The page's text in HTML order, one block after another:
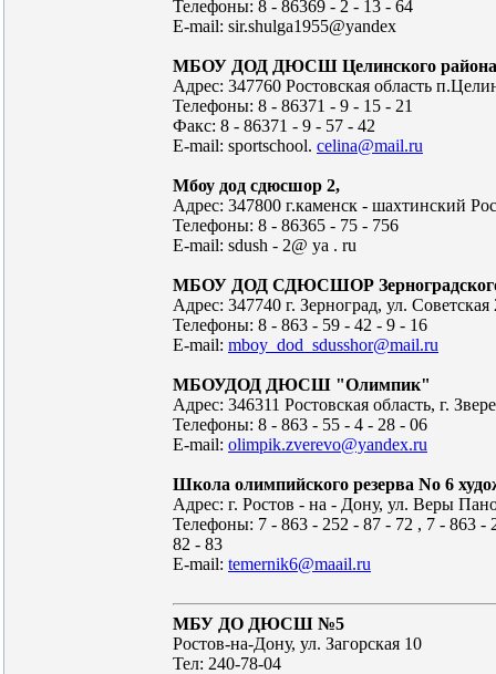
Телефоны: 8 - 86369 - 2 - 13 - 64
E-mail: sir.shulga1955@yandex
МБОУ ДОД ДЮСШ Целинского района
Адрес: 347760 Ростовская область
Телефоны: 8 - 86371 - 9 - 15 - 21
Факс: 8 - 86371 - 9 - 57 - 42
E-mail: sportschool. celina@mail.ru
Мбоу дод сдюсшор 2,
Адрес: 347800 г.каменск - шахтинский
Телефоны: 8 - 86365 - 75 - 756
E-mail: sdush - 2@ ya . ru
МБОУ ДОД СДЮСШОР
Адрес: 347740 г. Зерноград, ул. Советская
Телефоны: 8 - 863 - 59 - 42 - 9 - 16
E-mail: mboy_dod_sdusshor@mail.ru
МБОУДОД ДЮСШ "Олимпик"
Адрес: 346311 Ростовская область, г.
Телефоны: 8 - 863 - 55 - 4 - 28 - 06
E-mail: olimpik.zverevo@yandex.ru
Школа олимпийского резерва No 6
Адрес: г. Ростов - на - Дону, ул. Веры
Телефоны: 7 - 863 - 252 - 87 - 72 , 7 - 863 -
82 - 83
E-mail: temernik6@maail.ru
МБУ ДО ДЮСШ №5
Ростов-на-Дону, ул. Загорская 10
Тел: 240-78-04